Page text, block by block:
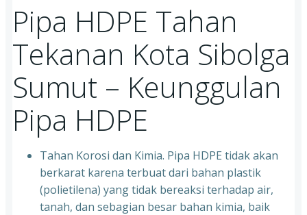
Pipa HDPE Tahan
Tekanan Kota Sibolga
Sumut – Keunggulan
Pipa HDPE
Tahan Korosi dan Kimia. Pipa HDPE tidak akan
berkarat karena terbuat dari bahan plastik
(polietilena) yang tidak bereaksi terhadap air,
tanah, dan sebagian besar bahan kimia, baik